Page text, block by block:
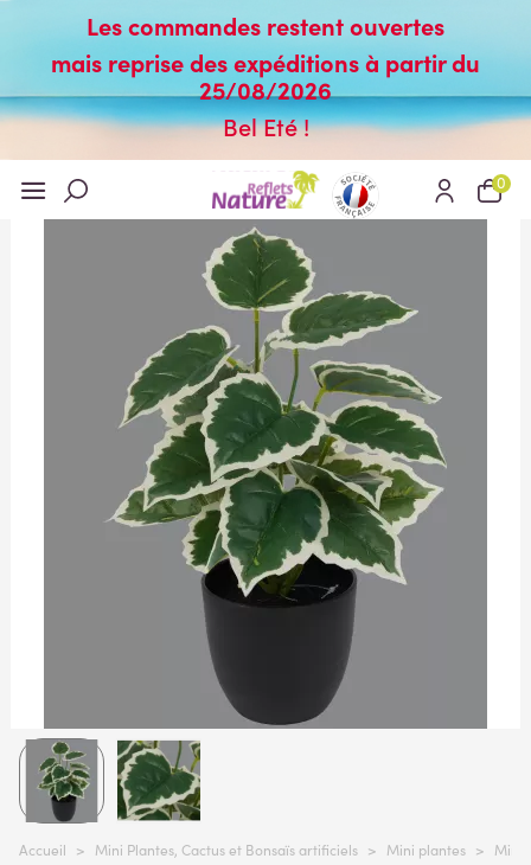
Les commandes restent ouvertes
mais reprise des expéditions à partir du
25/08/2026
Bel Eté !
0
Accueil > Mini Plantes, Cactus et Bonsaïs artificiels > Mini plantes > Mini